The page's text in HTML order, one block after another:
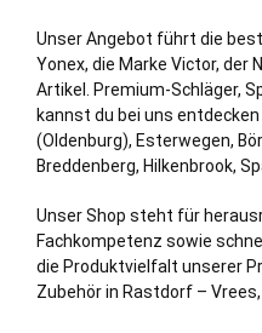
Unser Angebot führt die
Yonex, die Marke Victor, der
Artikel. Premium-Schläger,
kannst du bei uns
(Oldenburg), Esterwegen,
Breddenberg, Hilkenbrook,
Unser Shop steht für
Fachkompetenz sowie
die Produktvielfalt unserer
Zubehör in Rastdorf –